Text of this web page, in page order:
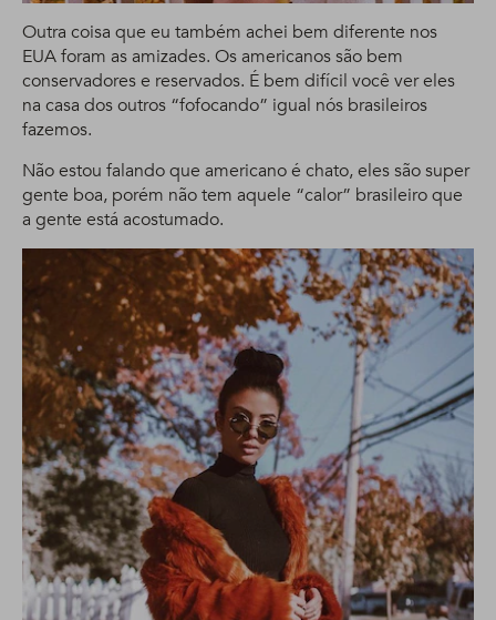
Outra coisa que eu também achei bem diferente nos
EUA foram as amizades. Os americanos são bem
conservadores e reservados. É bem difícil você ver eles
na casa dos outros “fofocando” igual nós brasileiros
fazemos.
Não estou falando que americano é chato, eles são super
gente boa, porém não tem aquele “calor” brasileiro que
a gente está acostumado.